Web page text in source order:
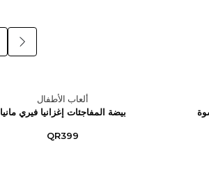
ألعاب الأطفال
بيضة المفاجئات إغزانيا فيري مانيا
QR399